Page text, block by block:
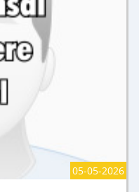
05-05-2026